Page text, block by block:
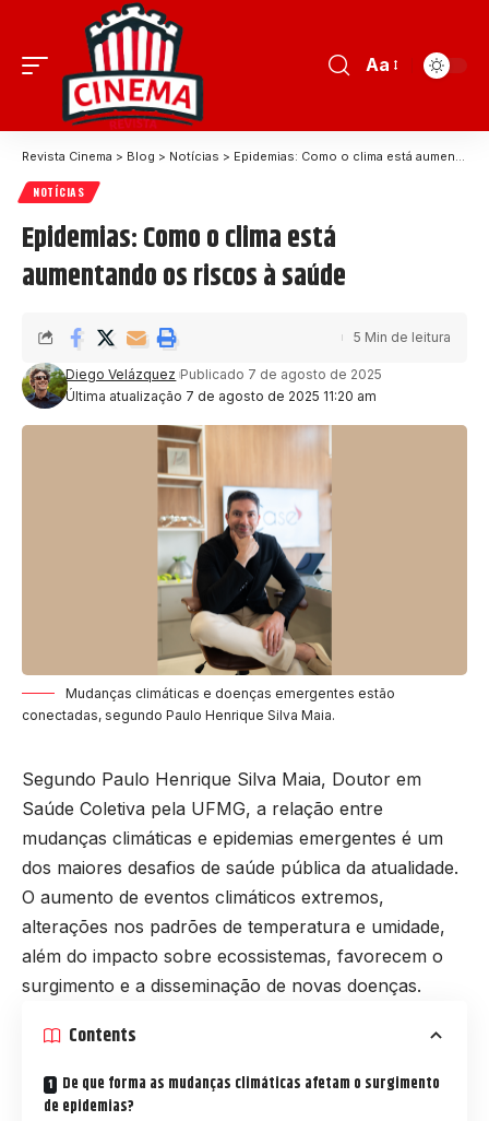
Aa
Revista Cinema > Blog > Notícias > Epidemias: Como o clima está aumentando os riscos à saúde
NOTÍCIAS
Epidemias: Como o clima está
aumentando os riscos à saúde
Última atualização 7 de agosto de 2025 11:20 am
Diego Velázquez Publicado 7 de agosto de 2025
5 Min de leitura
Mudanças climáticas e doenças emergentes estão
conectadas, segundo Paulo Henrique Silva Maia.
Segundo Paulo Henrique Silva Maia, Doutor em
Saúde Coletiva pela UFMG, a relação entre
mudanças climáticas e epidemias emergentes é um
dos maiores desafios de saúde pública da atualidade.
O aumento de eventos climáticos extremos,
alterações nos padrões de temperatura e umidade,
além do impacto sobre ecossistemas, favorecem o
surgimento e a disseminação de novas doenças.
Contents
De que forma as mudanças climáticas afetam o surgimento
de epidemias?